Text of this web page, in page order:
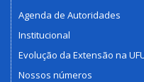
Agenda de Autoridades
Institucional
Evolução da Extensão na
Nossos números